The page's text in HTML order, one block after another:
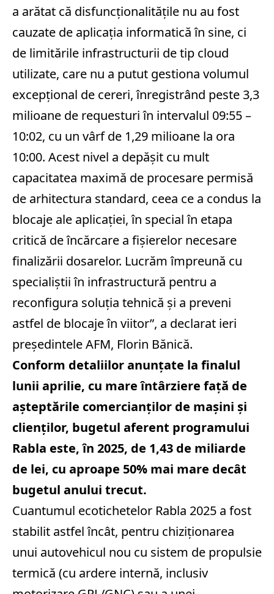
a arătat că disfuncţionalităţile nu au fost
cauzate de aplicaţia informatică în sine, ci
de limitările infrastructurii de tip cloud
utilizate, care nu a putut gestiona volumul
excepţional de cereri, înregistrând peste 3,3
milioane de requesturi în intervalul 09:55 –
10:02, cu un vârf de 1,29 milioane la ora
10:00. Acest nivel a depăşit cu mult
capacitatea maximă de procesare permisă
de arhitectura standard, ceea ce a condus la
blocaje ale aplicaţiei, în special în etapa
critică de încărcare a fişierelor necesare
finalizării dosarelor. Lucrăm împreună cu
specialiştii în infrastructură pentru a
reconfigura soluţia tehnică şi a preveni
astfel de blocaje în viitor”, a declarat ieri
preşedintele AFM, Florin Bănică.
Conform detaliilor anunțate la finalul
lunii aprilie, cu mare întârziere față de
așteptările comercianților de mașini și
clienților, bugetul aferent programului
Rabla este, în 2025, de 1,43 de miliarde
de lei, cu aproape 50% mai mare decât
bugetul anului trecut.
Cuantumul ecotichetelor Rabla 2025 a fost
stabilit astfel încât, pentru chiziționarea
unui autovehicul nou cu sistem de propulsie
termică (cu ardere internă, inclusiv